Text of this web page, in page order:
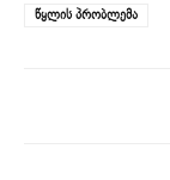
new
window)
new
წყლის პრობლემა